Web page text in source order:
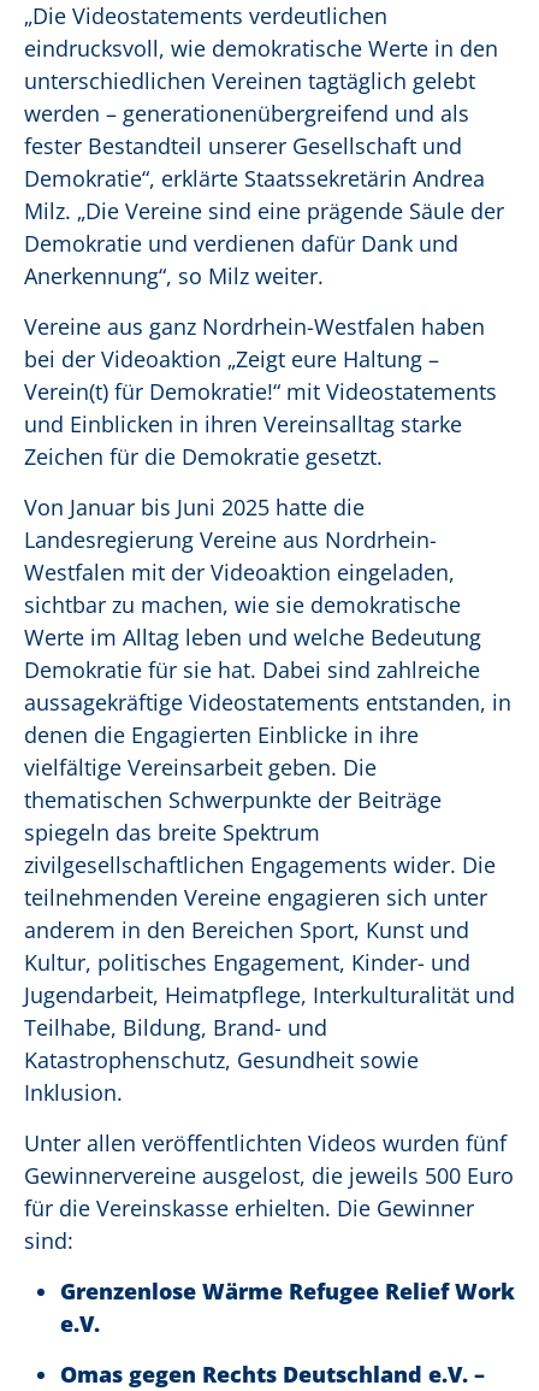
„Die Videostatements verdeutlichen
eindrucksvoll, wie demokratische Werte in den
unterschiedlichen Vereinen tagtäglich gelebt
werden – generationenübergreifend und als
fester Bestandteil unserer Gesellschaft und
Demokratie“, erklärte Staatssekretärin Andrea
Milz. „Die Vereine sind eine prägende Säule der
Demokratie und verdienen dafür Dank und
Anerkennung“, so Milz weiter.
Vereine aus ganz Nordrhein-Westfalen haben
bei der Videoaktion „Zeigt eure Haltung –
Verein(t) für Demokratie!“ mit Videostatements
und Einblicken in ihren Vereinsalltag starke
Zeichen für die Demokratie gesetzt.
Von Januar bis Juni 2025 hatte die
Landesregierung Vereine aus Nordrhein-
Westfalen mit der Videoaktion eingeladen,
sichtbar zu machen, wie sie demokratische
Werte im Alltag leben und welche Bedeutung
Demokratie für sie hat. Dabei sind zahlreiche
aussagekräftige Videostatements entstanden, in
denen die Engagierten Einblicke in ihre
vielfältige Vereinsarbeit geben. Die
thematischen Schwerpunkte der Beiträge
spiegeln das breite Spektrum
zivilgesellschaftlichen Engagements wider. Die
teilnehmenden Vereine engagieren sich unter
anderem in den Bereichen Sport, Kunst und
Kultur, politisches Engagement, Kinder- und
Jugendarbeit, Heimatpflege, Interkulturalität und
Teilhabe, Bildung, Brand- und
Katastrophenschutz, Gesundheit sowie
Inklusion.
Unter allen veröffentlichten Videos wurden fünf
Gewinnervereine ausgelost, die jeweils 500 Euro
für die Vereinskasse erhielten. Die Gewinner
sind:
Grenzenlose Wärme Refugee Relief Work
e.V.
Omas gegen Rechts Deutschland e.V. –